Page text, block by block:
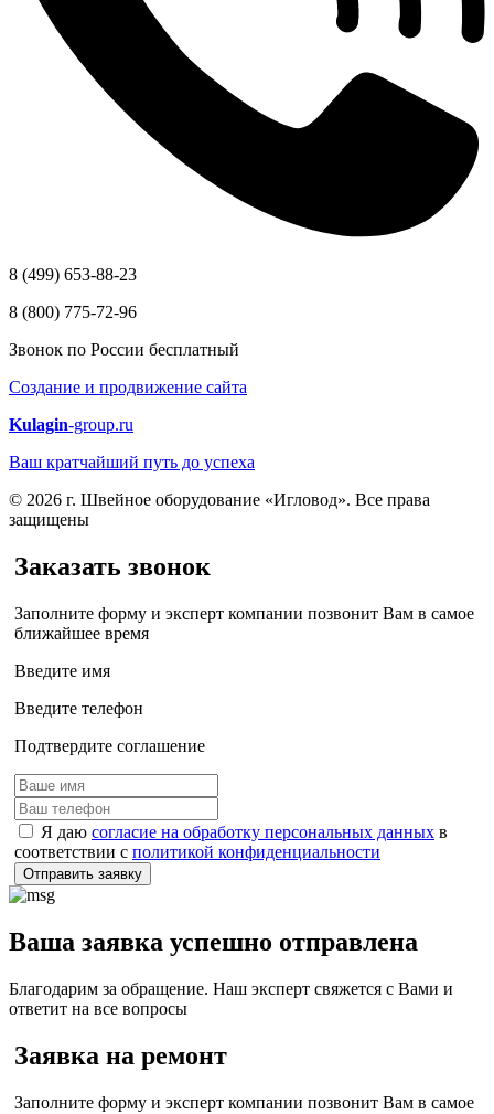
8 (499) 653-88-23
8 (800) 775-72-96
Звонок по России бесплатный
Создание и продвижение сайта
Kulagin-group.ru
Ваш кратчайший путь до успеха
© 2026 г. Швейное оборудование «Игловод». Все права
защищены
Заказать звонок
Заполните форму и эксперт компании позвонит Вам в самое
ближайшее время
Введите имя
Введите телефон
Подтвердите соглашение
Я даю согласие на обработку персональных данных в
соответствии с политикой конфиденциальности
Отправить заявку
Ваша заявка успешно отправлена
Благодарим за обращение. Наш эксперт свяжется с Вами и
ответит на все вопросы
Заявка на ремонт
Заполните форму и эксперт компании позвонит Вам в самое